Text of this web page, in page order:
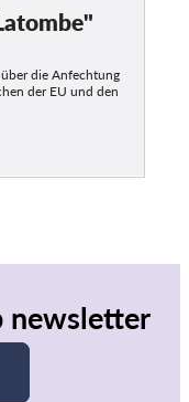
die Anfechtung
der EU und den
newsletter